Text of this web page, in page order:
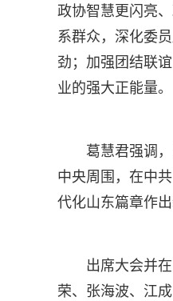
政协智慧更闪亮
系群众，深化委
劲；加强团结联
业的强大正能量。
葛慧君强调
中央周围，在中
代化山东篇章作出
出席大会并
荣、张海波、江